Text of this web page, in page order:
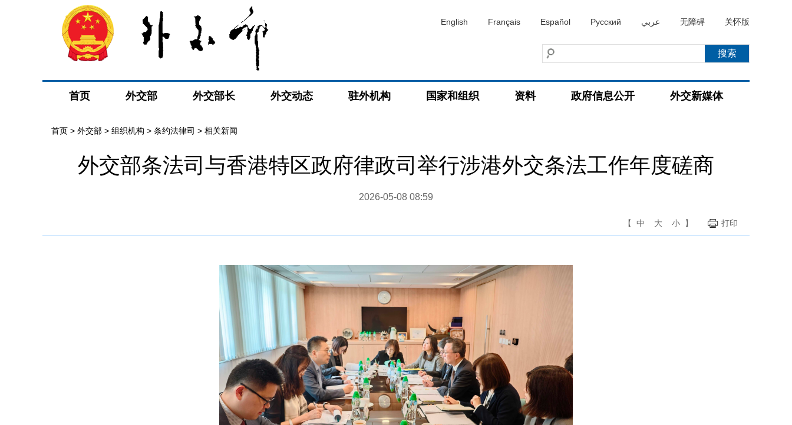
English Français Español Русский عربي 无障碍 关怀版
首页 外交部 外交部长 外交动态 驻外机构 国家和组织 资料 政府信息公开 外交新媒体
首页 > 外交部 > 组织机构 > 条约法律司 > 相关新闻
外交部条法司与香港特区政府律政司举行涉港外交条法工作年度磋商
2026-05-08 08:59
【 中 大 小 】 打印